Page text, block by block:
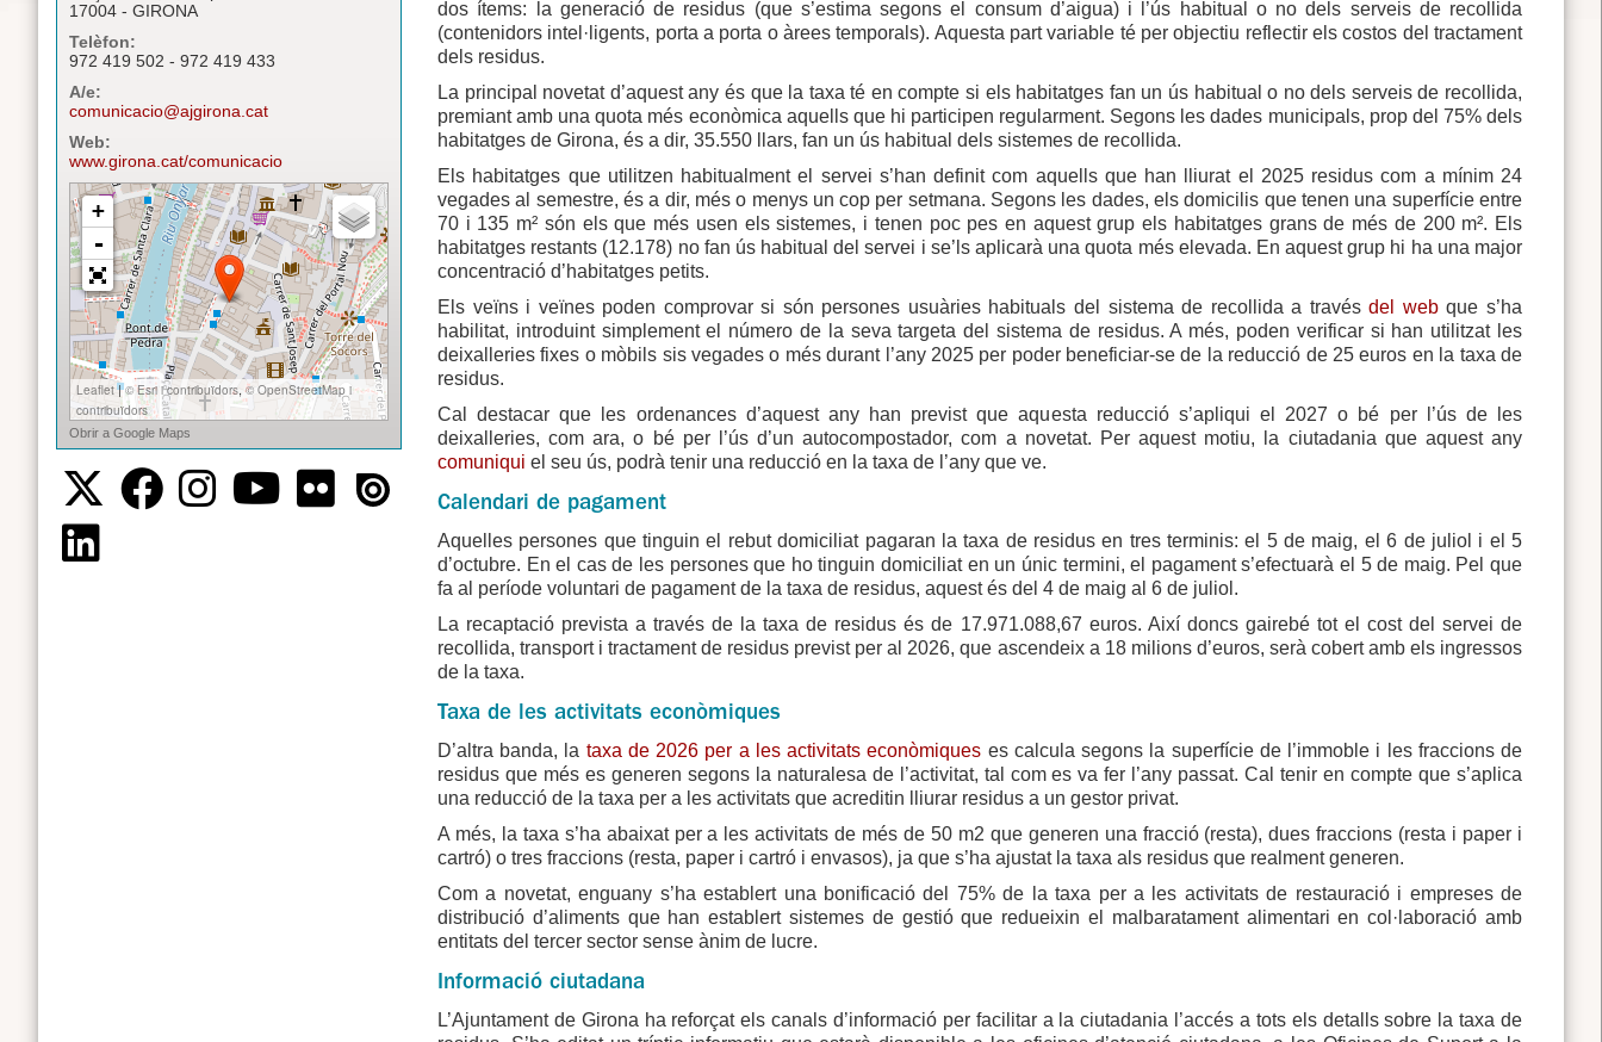
17004 - GIRONA
Telèfon:
972 419 502 - 972 419 433
A/e:
comunicacio@ajgirona.cat
Web:
www.girona.cat/comunicacio
dos ítems: la generació de residus (que s’estima segons el consum d’aigua) i l’ús habitual o no dels serveis de recollida
(contenidors intel·ligents, porta a porta o àrees temporals). Aquesta part variable té per objectiu reflectir els costos del tractament
dels residus.
La principal novetat d’aquest any és que la taxa té en compte si els habitatges fan un ús habitual o no dels serveis de recollida,
premiant amb una quota més econòmica aquells que hi participen regularment. Segons les dades municipals, prop del 75% dels
habitatges de Girona, és a dir, 35.550 llars, fan un ús habitual dels sistemes de recollida.
Els habitatges que utilitzen habitualment el servei s’han definit com aquells que han lliurat el 2025 residus com a mínim 24
vegades al semestre, és a dir, més o menys un cop per setmana. Segons les dades, els domicilis que tenen una superfície entre
70 i 135 m² són els que més usen els sistemes, i tenen poc pes en aquest grup els habitatges grans de més de 200 m². Els
habitatges restants (12.178) no fan ús habitual del servei i se’ls aplicarà una quota més elevada. En aquest grup hi ha una major
concentració d’habitatges petits.
Els veïns i veïnes poden comprovar si són persones usuàries habituals del sistema de recollida a travésdel webque s’ha
habilitat, introduint simplement el número de la seva targeta del sistema de residus. A més, poden verificar si han utilitzat les
deixalleries fixes o mòbils sis vegades o més durant l’any 2025 per poder beneficiar-se de la reducció de 25 euros en la taxa de
residus.
Cal destacar que les ordenances d’aquest any han previst que aquesta reducció s’apliqui el 2027 o bé per l’ús de les
deixalleries, com ara, o bé per l’ús d’un autocompostador, com a novetat. Per aquest motiu, la ciutadania que aquest any
comuniqui el seu ús, podrà tenir una reducció en la taxa de l’any que ve.
Calendari de pagament
Aquelles persones que tinguin el rebut domiciliat pagaran la taxa de residus en tres terminis: el 5 de maig, el 6 de juliol i el 5
d’octubre. En el cas de les persones que ho tinguin domiciliat en un únic termini, el pagament s’efectuarà el 5 de maig. Pel que
fa al període voluntari de pagament de la taxa de residus, aquest és del 4 de maig al 6 de juliol.
La recaptació prevista a través de la taxa de residus és de 17.971.088,67 euros. Així doncs gairebé tot el cost del servei de
recollida, transport i tractament de residus previst per al 2026, que ascendeix a 18 milions d’euros, serà cobert amb els ingressos
de la taxa.
Taxa de les activitats econòmiques
D’altra banda, la taxa de 2026 per a les activitats econòmiques es calcula segons la superfície de l’immoble i les fraccions de
residus que més es generen segons la naturalesa de l’activitat, tal com es va fer l’any passat. Cal tenir en compte que s’aplica
una reducció de la taxa per a les activitats que acreditin lliurar residus a un gestor privat.
A més, la taxa s’ha abaixat per a les activitats de més de 50 m2 que generen una fracció (resta), dues fraccions (resta i paper i
cartró) o tres fraccions (resta, paper i cartró i envasos), ja que s’ha ajustat la taxa als residus que realment generen.
Com a novetat, enguany s’ha establert una bonificació del 75% de la taxa per a les activitats de restauració i empreses de
distribució d’aliments que han establert sistemes de gestió que redueixin el malbaratament alimentari en col·laboració amb
entitats del tercer sector sense ànim de lucre.
Informació ciutadana
L’Ajuntament de Girona ha reforçat els canals d’informació per facilitar a la ciutadania l’accés a tots els detalls sobre la taxa de